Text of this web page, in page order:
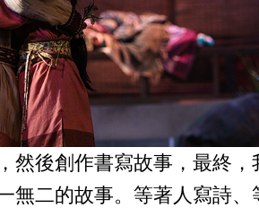
然後創作書寫故事，最終，
無二的故事。等著人寫詩、